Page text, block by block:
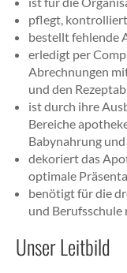
pflegt,
bestellt fehlende
erledigt per
Abrechnungen
und den
ist durch ihre
Bereiche
Babynahrung
dekoriert das
optimale
benötigt für die
und
Unser Leitbild